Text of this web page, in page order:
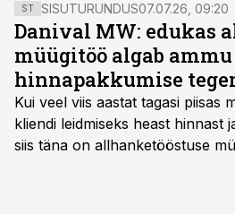
ST SISUTURUNDUS07.07.26, 09:20
Danival MW: edukas
müügitöö algab
hinnapakkumise
Kui veel viis aastat tagasi piisas
kliendi leidmiseks heast hinnast
siis täna on allhanketööstuse